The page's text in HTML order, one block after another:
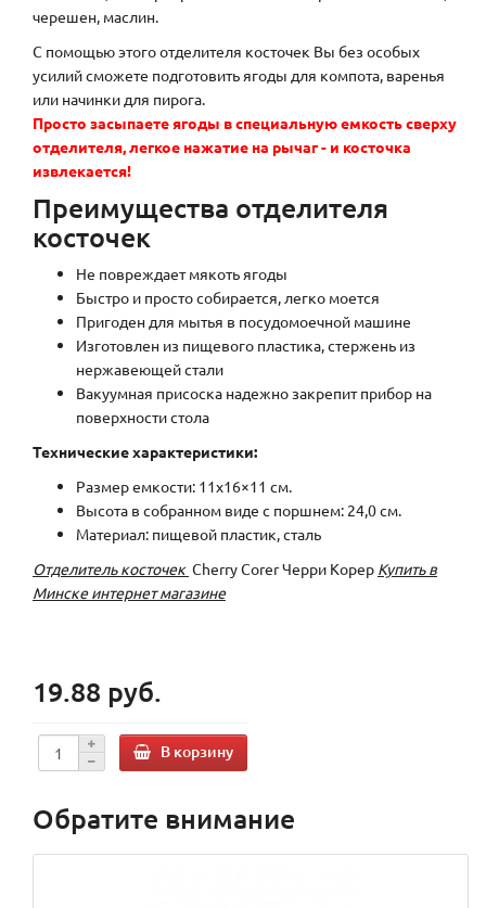
черешен, маслин.
С помощью этого отделителя косточек Вы без особых
усилий сможете подготовить ягоды для компота, варенья
или начинки для пирога.
Просто засыпаете ягоды в специальную емкость сверху
отделителя, легкое нажатие на рычаг - и косточка
извлекается!
Преимущества отделителя
косточек
Не повреждает мякоть ягоды
Быстро и просто собирается, легко моется
Пригоден для мытья в посудомоечной машине
Изготовлен из пищевого пластика, стержень из
нержавеющей стали
Вакуумная присоска надежно закрепит прибор на
поверхности стола
Технические характеристики:
Размер емкости: 11х16×11 см.
Высота в собранном виде с поршнем: 24,0 см.
Материал: пищевой пластик, сталь
Отделитель косточек Cherry Corer Черри Корер Купить в
Минске интернет магазине
19.88 руб.
В корзину
Обратите внимание